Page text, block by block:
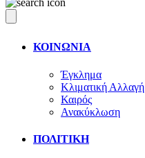
ΚΟΙΝΩΝΙΑ
Έγκλημα
Κλιματική Αλλαγή
Καιρός
Ανακύκλωση
ΠΟΛΙΤΙΚΗ